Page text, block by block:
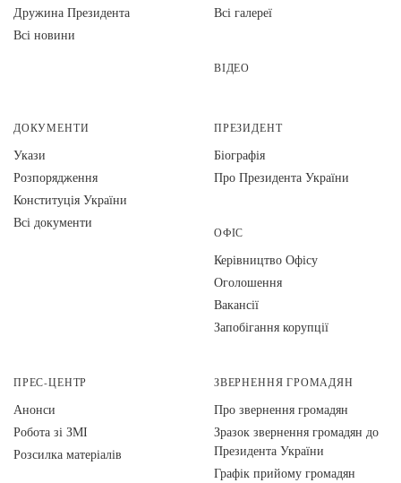
Дружина Президента
Всі новини
Всі галереї
ВІДЕО
ДОКУМЕНТИ
Укази
Розпорядження
Конституція України
Всі документи
ПРЕЗИДЕНТ
Біографія
Про Президента України
ОФІС
Керівництво Офісу
Оголошення
Вакансії
Запобігання корупції
ПРЕС-ЦЕНТР
Анонси
Робота зі ЗМІ
Розсилка матеріалів
ЗВЕРНЕННЯ ГРОМАДЯН
Про звернення громадян
Зразок звернення громадян до
Президента України
Графік прийому громадян